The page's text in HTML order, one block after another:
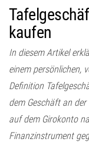
kaufen
In diesem Artikel
einem persönlichen,
Definition
dem Geschäft an
auf dem Girokonto
Finanzinstrument